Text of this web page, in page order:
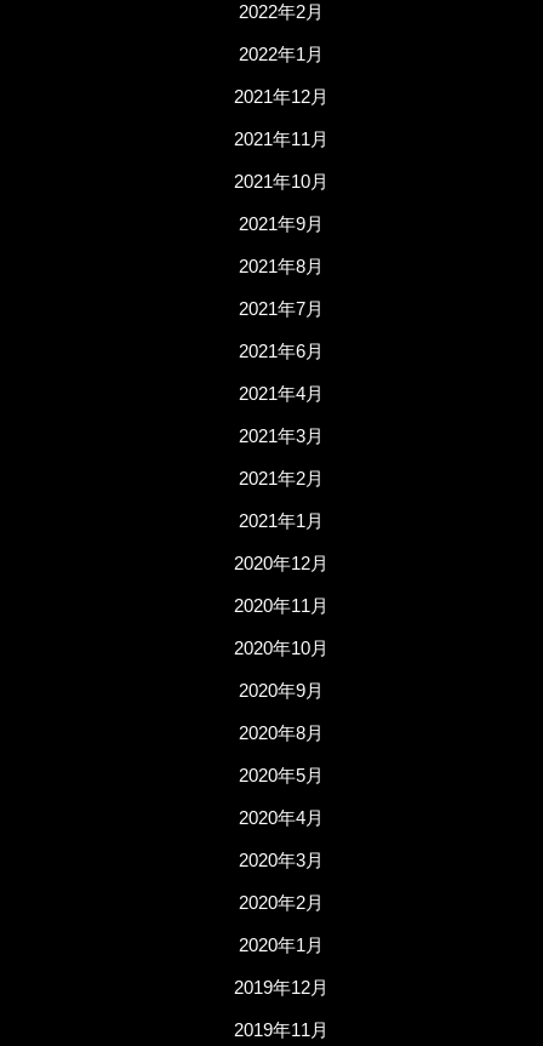
2022年2月
2022年1月
2021年12月
2021年11月
2021年10月
2021年9月
2021年8月
2021年7月
2021年6月
2021年4月
2021年3月
2021年2月
2021年1月
2020年12月
2020年11月
2020年10月
2020年9月
2020年8月
2020年5月
2020年4月
2020年3月
2020年2月
2020年1月
2019年12月
2019年11月